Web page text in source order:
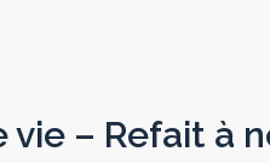
– Refait à